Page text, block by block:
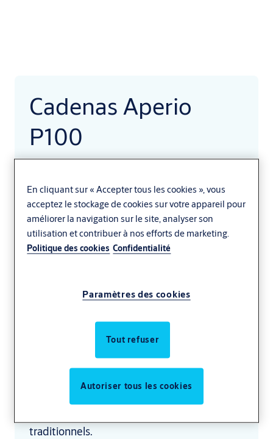
Cadenas Aperio
P100
aux clôtures, portails, cages de stockage,
étagères, conteneurs, armoires à outils et
autres ouvertures non standard, à
l'intérieur ou à l'extérieur.
d'endroits, quel que soit le système de
gestion de l'accès ou de la sécurité utilisé.
Basé sur la technologie Aperio bien connue,
il permet de contrôler les stocks, de
traditionnels.
En cliquant sur « Accepter tous les cookies », vous
acceptez le stockage de cookies sur votre appareil pour
améliorer la navigation sur le site, analyser son
utilisation et contribuer à nos efforts de marketing.
Politique des cookies Confidentialité
Paramètres des cookies
Tout refuser
Autoriser tous les cookies